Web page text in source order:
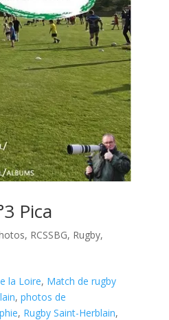
Pica
, RCSSBG, Rugby,
la Loire, Match de rugby
,photos de
, Rugby Saint-Herblain,